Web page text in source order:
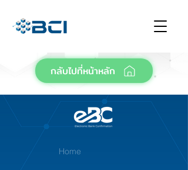
กลับไปที่หน้าหลัก
Home